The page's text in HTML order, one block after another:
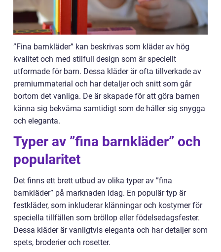
”Fina barnkläder” kan beskrivas som kläder av hög
kvalitet och med stilfull design som är speciellt
utformade för barn. Dessa kläder är ofta tillverkade av
premiummaterial och har detaljer och snitt som går
bortom det vanliga. De är skapade för att göra barnen
känna sig bekväma samtidigt som de håller sig snygga
och eleganta.
Typer av ”fina barnkläder” och
popularitet
Det finns ett brett utbud av olika typer av ”fina
barnkläder” på marknaden idag. En populär typ är
festkläder, som inkluderar klänningar och kostymer för
speciella tillfällen som bröllop eller födelsedagsfester.
Dessa kläder är vanligtvis eleganta och har detaljer som
spets, broderier och rosetter.